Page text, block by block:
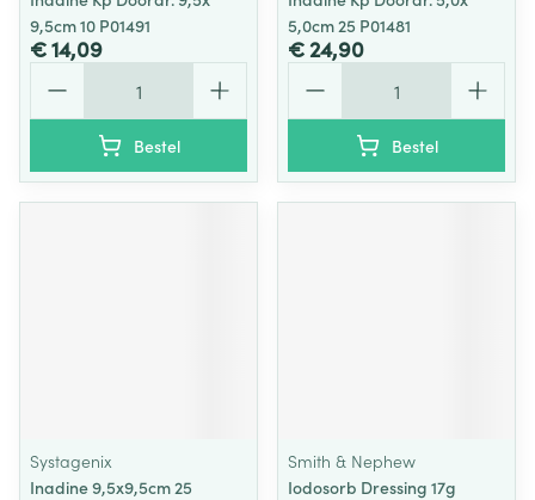
9,5cm 10 P01491
€ 14,09
Bestel
5,0cm 25 P01481
€ 24,90
Bestel
Systagenix
Inadine 9,5x9,5cm 25
Smith & Nephew
Iodosorb Dressing 17g